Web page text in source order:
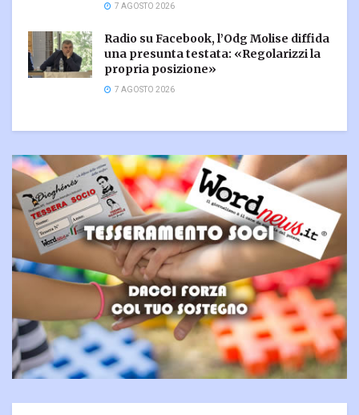
7 AGOSTO 2026
Radio su Facebook, l’Odg Molise diffida
una presunta testata: «Regolarizzi la
propria posizione»
7 AGOSTO 2026